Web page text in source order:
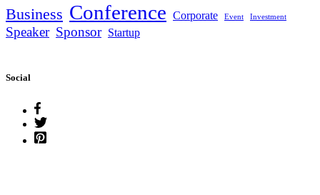
Business Conference Corporate Event Investment
Speaker Sponsor Startup
Social